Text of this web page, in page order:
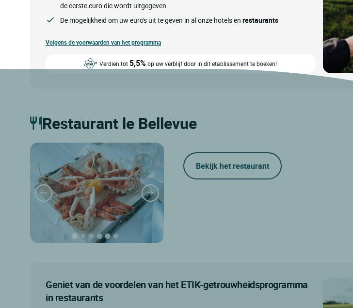
de eerste euro die wordt uitgegeven
De mogelijkheid om uw euro's uit te geven in al onze hotels en restaurants
Volgens de voorwaarden van het programma
Verdien tot 5,5%op uw verblijf door in dit etablissement te boeken!
Restaurant le Bellevue
Bekijk het restaurant
Geniet van de voordelen van het ETIK-getrouwheidsprogramma
in restaurants